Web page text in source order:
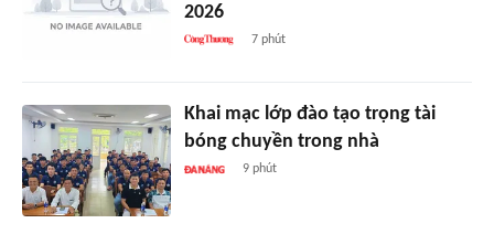
2026
7 phút
Khai mạc lớp đào tạo trọng tài
bóng chuyền trong nhà
9 phút